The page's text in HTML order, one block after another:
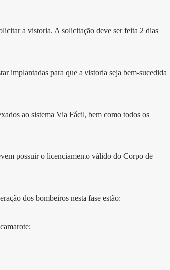
a vistoria. A solicitação deve ser feita 2 dias
implantadas para que a vistoria seja bem-sucedida
ao sistema Via Fácil, bem como todos os
possuir o licenciamento válido do Corpo de
dos bombeiros nesta fase estão: